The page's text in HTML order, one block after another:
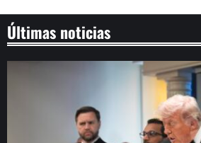
Últimas noticias